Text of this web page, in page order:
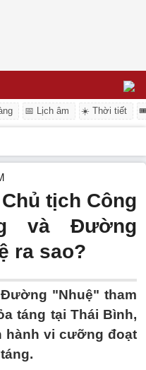
📅 Lịch âm ☀️ Thời tiết
tịch Công
và Đường
ra sao?
"Nhuệ" tham
táng tại Thái Bình,
vi cưỡng đoạt